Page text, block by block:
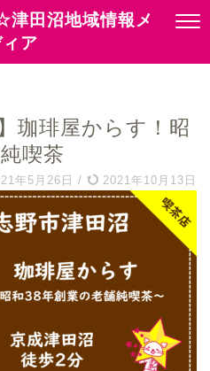
田沼地域情報メ
ア
珈琲屋からす！昭
喫茶
年5月26日 / 2021年10月13日